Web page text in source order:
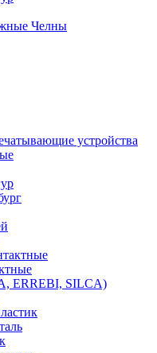
Челны
устройства
ERREBI, SILCA)